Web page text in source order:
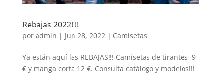
Rebajas 2022!!!!
por admin | Jun 28, 2022 | Camisetas
Ya están aquí las REBAJAS!!! Camisetas de tirantes 9
€ y manga corta 12 €. Consulta catálogo y modelos!!!